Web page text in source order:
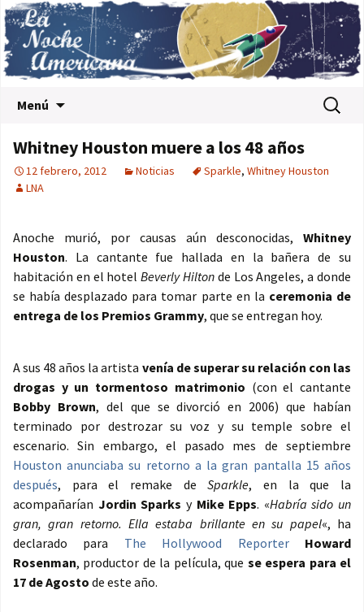
Menú Buscar:
Whitney Houston muere a los 48 años
12 febrero, 2012 Noticias Sparkle, Whitney Houston
LNA
Anoche murió, por causas aún desconocidas, Whitney
Houston. La cantante fue hallada en la bañera de su
habitación en el hotelBeverly Hilton de Los Angeles, a donde
se había desplazado para tomar parte en la ceremonia de
entrega de los Premios Grammy, que se entregan hoy.
A sus 48 años la artista venía de superar su relación con las
drogas y un tormentoso matrimonio (con el cantante
Bobby Brown, del que se divorció en 2006) que habían
terminado por destrozar su voz y su temple sobre el
escenario. Sin embargo, el pasado mes de septiembre
Houston anunciaba su retorno a la gran pantalla 15 años
después, para el remake deSparkle, en la que la
acompañarían Jordin Sparks yMike Epps. «Habría sido un
gran, gran retorno. Ella estaba brillante en su papel«, ha
declarado para The Hollywood Reporter
Howard
Rosenman, productor de la película, que se espera para el
17 de Agosto de este año.